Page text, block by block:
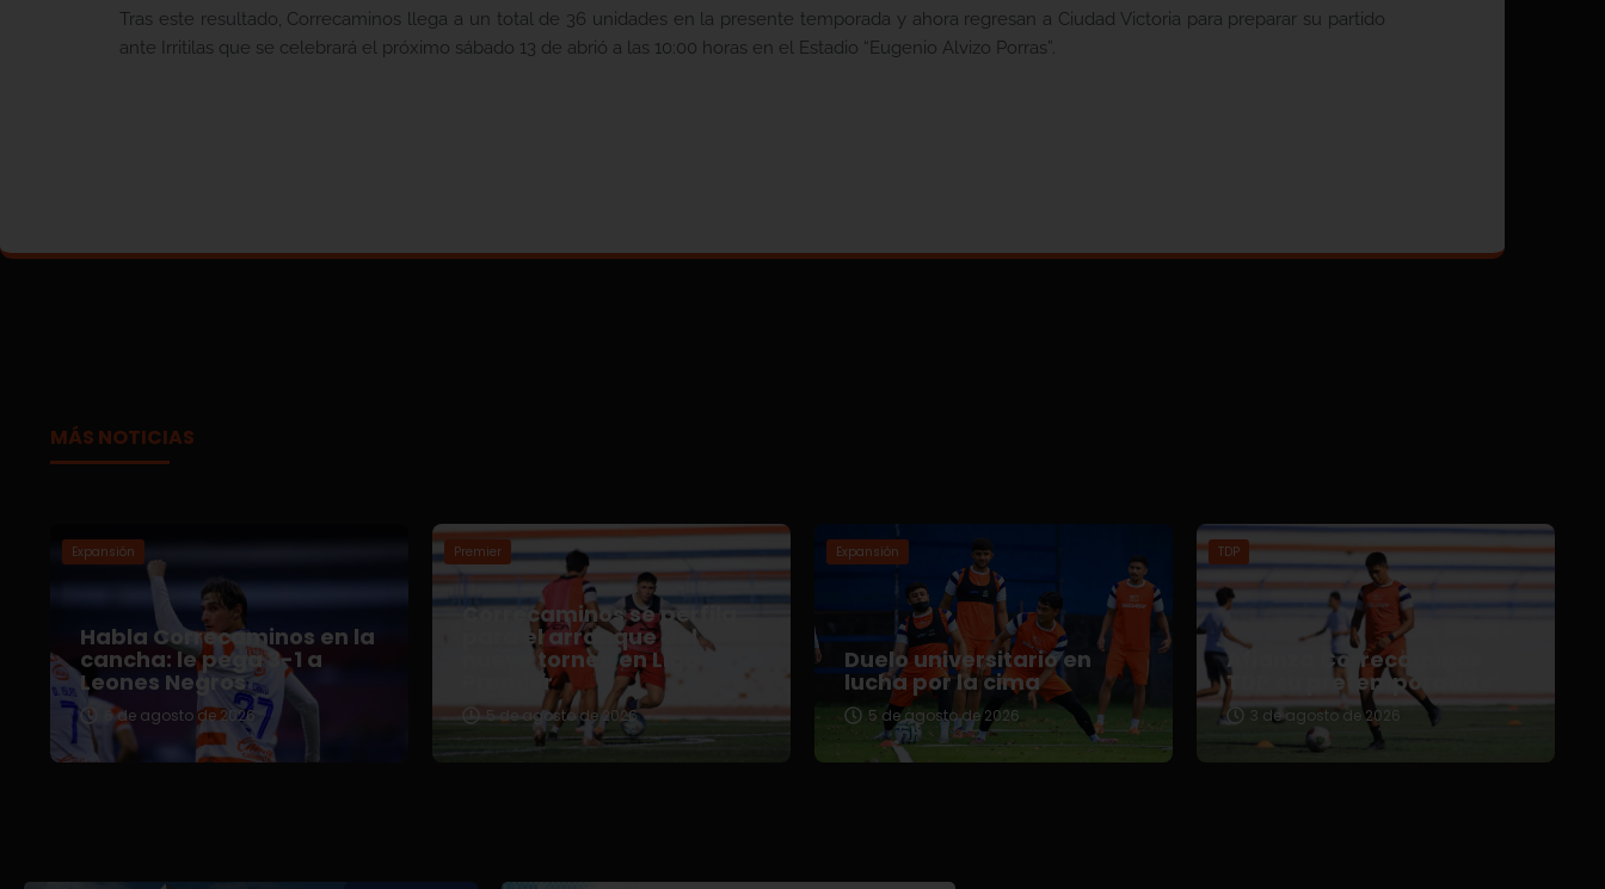
Tras este resultado, Correcaminos llega a un total de 36 unidades en la presente temporada y ahora regresan a Ciudad Victoria para preparar su partido
ante Irritilas que se celebrará el próximo sábado 13 de abrió a las 10:00 horas en el Estadio “Eugenio Alvizo Porras”.
MÁS NOTICIAS
Expansión
Habla Correcaminos en la
cancha: le pega 3-1 a
Leones Negros
6 de agosto de 2026
Premier
Correcaminos se perfila
para el arranque del
nuevo torneo en Liga
Premier
5 de agosto de 2026
Expansión
Duelo universitario en
lucha por la cima
5 de agosto de 2026
TDP
Afianza Correcaminos
TDP su pretemporada
3 de agosto de 2026